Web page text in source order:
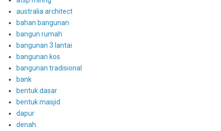
australia architect
bahan bangunan
bangun rumah
bangunan 3 lantai
bangunan kos
bangunan tradisional
bank
bentuk dasar
bentuk masjid
dapur
denah